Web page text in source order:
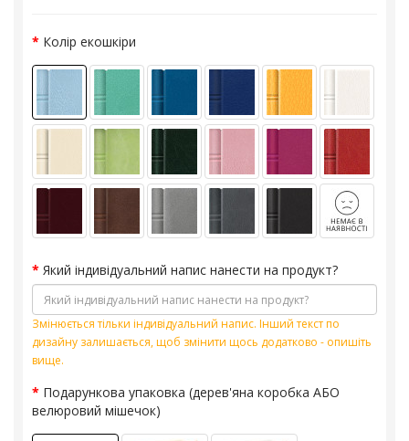
Колір екошкіри
Який індивідуальний напис нанести на продукт?
Змінюється тільки індивідуальний напис. Інший текст по
дизайну залишається, щоб змінити щось додатково - опишіть
вище.
Подарункова упаковка (дерев'яна коробка АБО
велюровий мішечок)